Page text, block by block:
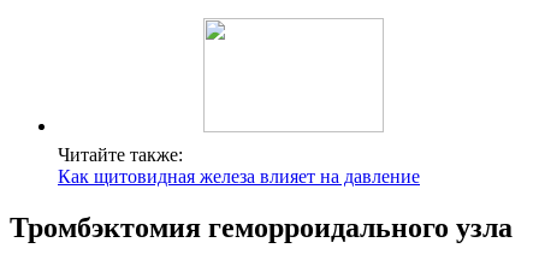
Читайте также:
Как щитовидная железа влияет на давление
Тромбэктомия геморроидального узла